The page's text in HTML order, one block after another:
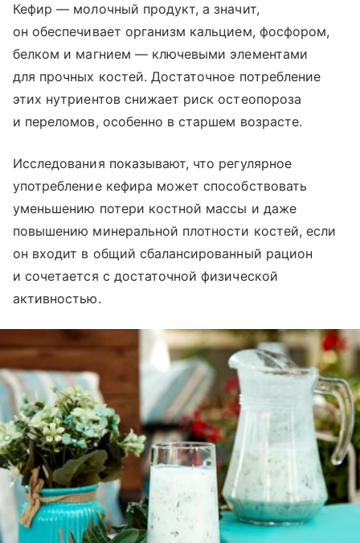
Кефир — молочный продукт, а значит,
он обеспечивает организм кальцием, фосфором,
белком и магнием — ключевыми элементами
для прочных костей. Достаточное потребление
этих нутриентов снижает риск остеопороза
и переломов, особенно в старшем возрасте.
Исследования показывают, что регулярное
употребление кефира может способствовать
уменьшению потери костной массы и даже
повышению минеральной плотности костей, если
он входит в общий сбалансированный рацион
и сочетается с достаточной физической
активностью.